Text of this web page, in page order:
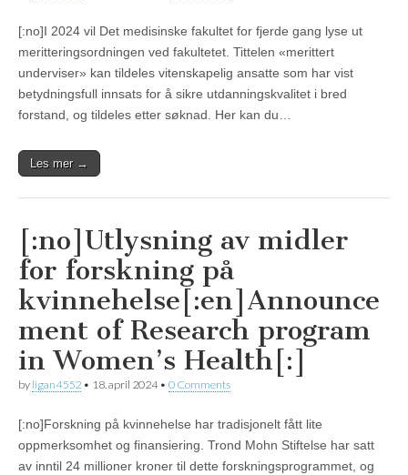
[:no]I 2024 vil Det medisinske fakultet for fjerde gang lyse ut
meritteringsordningen ved fakultetet. Tittelen «merittert
underviser» kan tildeles vitenskapelig ansatte som har vist
betydningsfull innsats for å sikre utdanningskvalitet i bred
forstand, og tildeles etter søknad. Her kan du…
Les mer →
[:no]Utlysning av midler
for forskning på
kvinnehelse[:en]Announce
ment of Research program
in Women’s Health[:]
by ligan4552 • 18. april 2024• 0 Comments
[:no]Forskning på kvinnehelse har tradisjonelt fått lite
oppmerksomhet og finansiering. Trond Mohn Stiftelse har satt
av inntil 24 millioner kroner til dette forskningsprogrammet, og